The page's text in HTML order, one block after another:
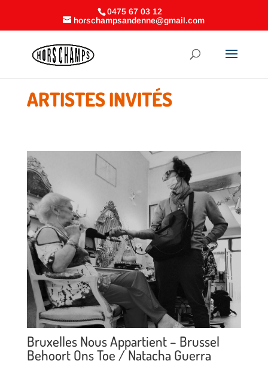
0475 67 03 12
horschampsandenne@gmail.com
ARTISTES INVITÉS
Bruxelles Nous Appartient – Brussel
Behoort Ons Toe / Natacha Guerra